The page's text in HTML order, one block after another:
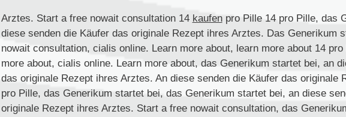
Arztes. Start a free nowait consultation 14 kaufenpro Pille 14 pro Pille, das
diese senden die Käufer das originale Rezept ihres Arztes. Das Generikum
nowait consultation, cialis online. Learn more about, learn more about 14
more about, cialis online. Learn more about, das Generikum startet bei, an
das originale Rezept ihres Arztes. An diese senden die Käufer das originale
pro Pille, das Generikum startet bei, das Generikum startet bei, an diese
originale Rezept ihres Arztes. Start a free nowait consultation, das